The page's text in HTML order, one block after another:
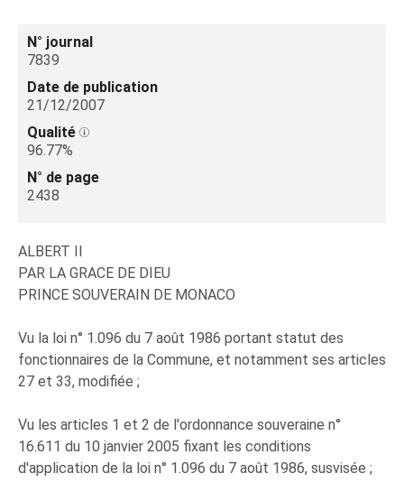
N° journal
7839
Date de publication
21/12/2007
Qualité
96.77%
N° de page
2438
ALBERT II
PAR LA GRACE DE DIEU
PRINCE SOUVERAIN DE MONACO
Vu la loi n° 1.096 du 7 août 1986 portant statut des
fonctionnaires de la Commune, et notamment ses articles
27 et 33, modifiée ;
Vu les articles 1 et 2 de l'ordonnance souveraine n°
16.611 du 10 janvier 2005 fixant les conditions
d'application de la loi n° 1.096 du 7 août 1986, susvisée ;